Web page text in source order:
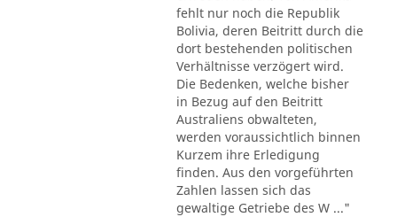
fehlt nur noch die Republik
Bolivia, deren Beitritt durch die
dort bestehenden politischen
Verhältnisse verzögert wird.
Die Bedenken, welche bisher
in Bezug auf den Beitritt
Australiens obwalteten,
werden voraussichtlich binnen
Kurzem ihre Erledigung
finden. Aus den vorgeführten
Zahlen lassen sich das
gewaltige Getriebe des W ..."